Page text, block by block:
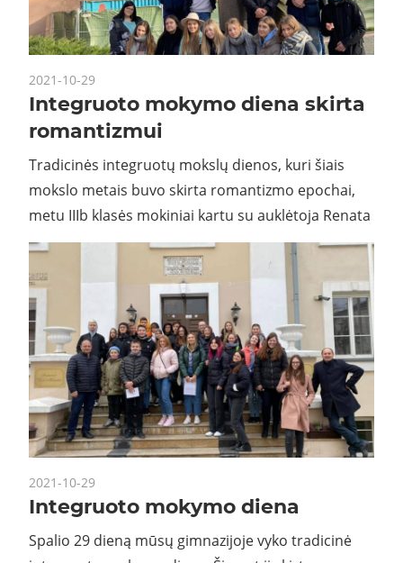
2021-10-29
Integruoto mokymo diena skirta
romantizmui
Tradicinės integruotų mokslų dienos, kuri šiais
mokslo metais buvo skirta romantizmo epochai,
metu IIIb klasės mokiniai kartu su auklėtoja Renata
2021-10-29
Integruoto mokymo diena
Spalio 29 dieną mūsų gimnazijoje vyko tradicinė